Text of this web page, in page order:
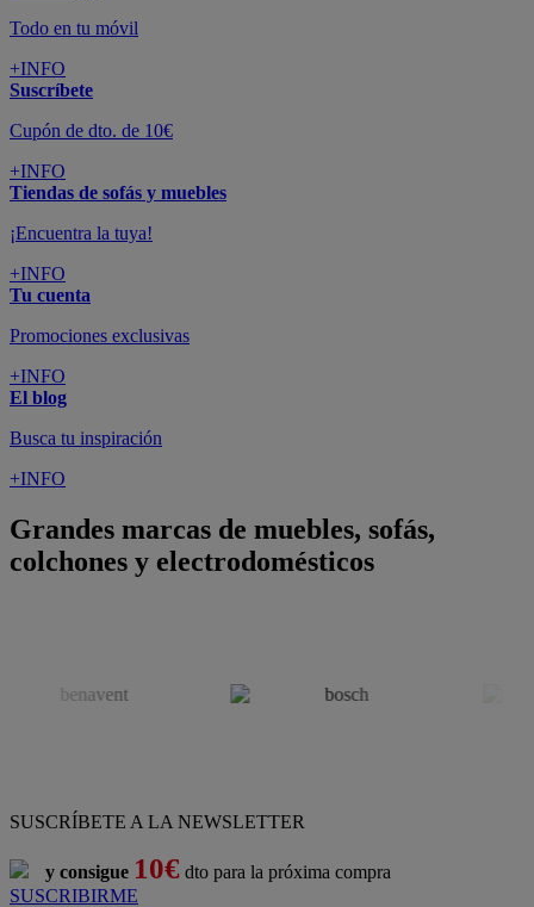
Todo en tu móvil
+INFO
Suscríbete
Cupón de dto. de 10€
+INFO
Tiendas de sofás y muebles
¡Encuentra la tuya!
+INFO
Tu cuenta
Promociones exclusivas
+INFO
El blog
Busca tu inspiración
+INFO
Grandes marcas de muebles, sofás,
colchones y electrodomésticos
SUSCRÍBETE A LA NEWSLETTER
y consigue 10€ dto para la próxima compra
SUSCRIBIRME